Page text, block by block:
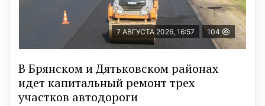
7 АВГУСТА 2026, 16:57 104
В Брянском и Дятьковском районах
идет капитальный ремонт трех
участков автодороги